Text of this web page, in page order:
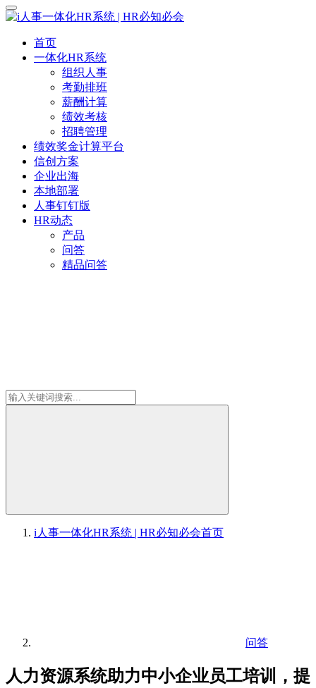
首页
一体化HR系统
组织人事
考勤排班
薪酬计算
绩效考核
招聘管理
绩效奖金计算平台
信创方案
企业出海
本地部署
人事钉钉版
HR动态
产品
问答
精品问答
i人事一体化HR系统 | HR必知必会首页
问答
人力资源系统助力中小企业员工培训，提